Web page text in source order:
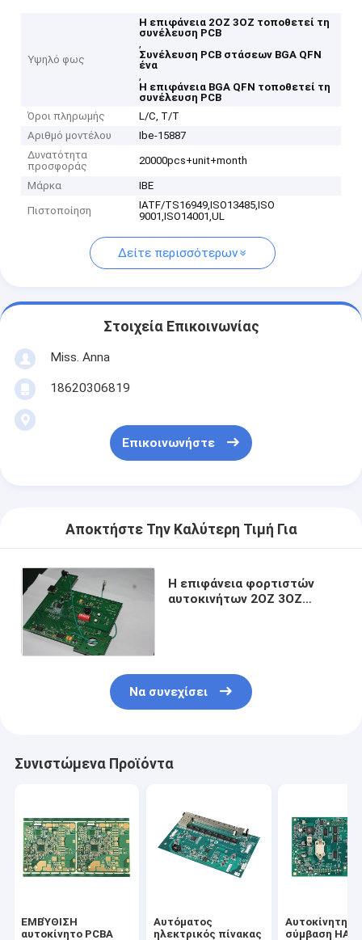
Υψηλό φως
Η επιφάνεια 2OZ 3OZ τοποθετεί τη
συνέλευση PCB
,
Συνέλευση PCB στάσεων BGA QFN
ένα
,
Η επιφάνεια BGA QFN τοποθετεί τη
συνέλευση PCB
Όροι πληρωμής
L/C, T/T
Αριθμό μοντέλου
Ibe-15887
Δυνατότητα
προσφοράς
20000pcs+unit+month
Μάρκα IBE
Πιστοποίηση
IATF/TS16949,ISO13485,ISO
9001,ISO14001,UL
Δείτε περισσότερων
Στοιχεία Επικοινωνίας
Miss. Anna
18620306819
Επικοινωνήστε
Αποκτήστε Την Καλύτερη Τιμή Για
Η επιφάνεια φορτιστών
αυτοκινήτων 2OZ 3OZ
Να συνεχίσει
Συνιστώμενα Προϊόντα
ΕΜΒΎΘΙΣΗ
αυτοκίνητο PCBA
Αυτόματος
ηλεκτρικός πίνακας
Αυτοκίνητη
σύμβαση